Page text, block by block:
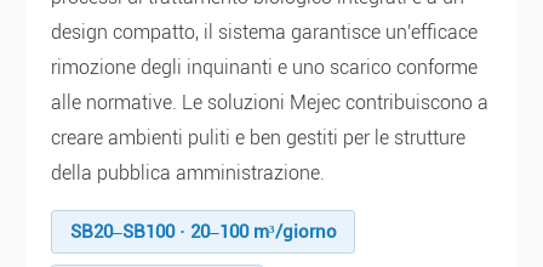
design compatto, il sistema garantisce un'efficace
rimozione degli inquinanti e uno scarico conforme
alle normative. Le soluzioni Mejec contribuiscono a
creare ambienti puliti e ben gestiti per le strutture
della pubblica amministrazione.
SB20–SB100 · 20–100 m³/giorno